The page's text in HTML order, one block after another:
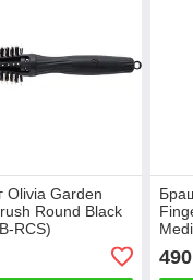
Olivia Garden
Round Black
RCS)
490